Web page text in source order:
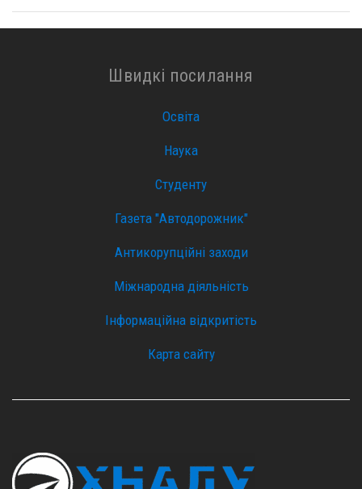
Швидкі посилання
Освіта
Наука
Студенту
Газета "Автодорожник"
Антикорупційні заходи
Міжнародна діяльність
Інформаційна відкритість
Карта сайту